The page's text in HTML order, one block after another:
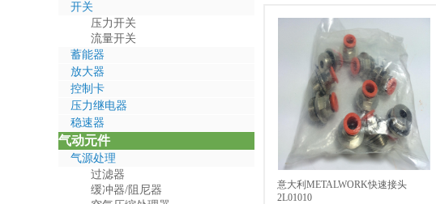
开关
压力开关
流量开关
蓄能器
放大器
控制卡
压力继电器
稳速器
气动元件
气源处理
过滤器
缓冲器/阻尼器
意大利METALWORK快速接头
2L01010